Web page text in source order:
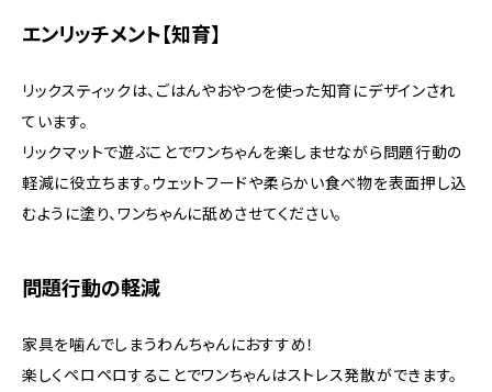
エンリッチメント【知育】
リックスティックは、ごはんやおやつを使った知育にデザインされ
ています。
リックマットで遊ぶことでワンちゃんを楽しませながら問題行動の
軽減に役立ちます。ウェットフードや柔らかい食べ物を表面押し込
むように塗り、ワンちゃんに舐めさせてください。
問題行動の軽減
家具を噛んでしまうわんちゃんにおすすめ！
楽しくペロペロすることでワンちゃんはストレス発散ができます。